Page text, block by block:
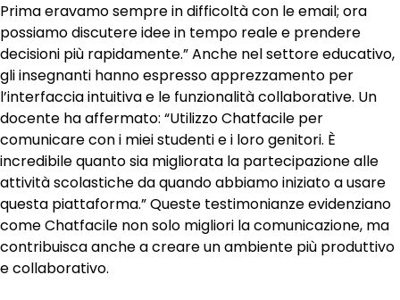
Prima eravamo sempre in difficoltà con le email; ora
possiamo discutere idee in tempo reale e prendere
decisioni più rapidamente.” Anche nel settore educativo,
gli insegnanti hanno espresso apprezzamento per
l’interfaccia intuitiva e le funzionalità collaborative. Un
docente ha affermato: “Utilizzo Chatfacile per
comunicare con i miei studenti e i loro genitori. È
incredibile quanto sia migliorata la partecipazione alle
attività scolastiche da quando abbiamo iniziato a usare
questa piattaforma.” Queste testimonianze evidenziano
come Chatfacile non solo migliori la comunicazione, ma
contribuisca anche a creare un ambiente più produttivo
e collaborativo.